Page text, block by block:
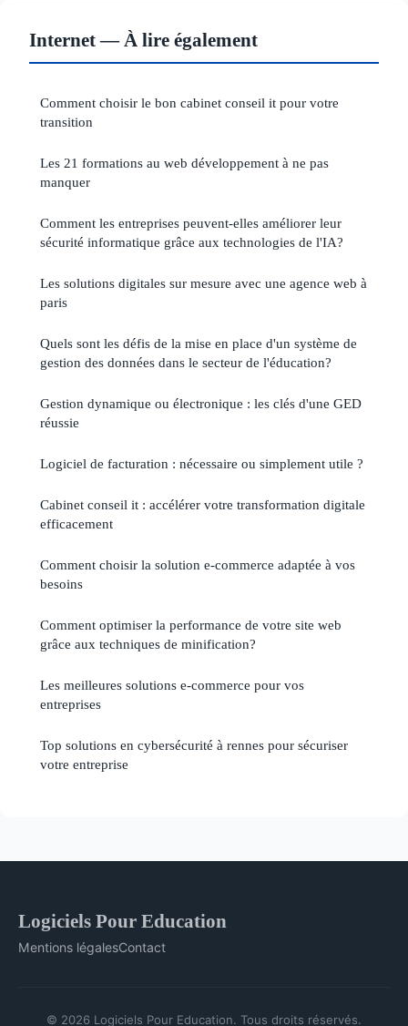
Internet — À lire également
Comment choisir le bon cabinet conseil it pour votre
transition
Les 21 formations au web développement à ne pas
manquer
Comment les entreprises peuvent-elles améliorer leur
sécurité informatique grâce aux technologies de l'IA?
Les solutions digitales sur mesure avec une agence web à
paris
Quels sont les défis de la mise en place d'un système de
gestion des données dans le secteur de l'éducation?
Gestion dynamique ou électronique : les clés d'une GED
réussie
Logiciel de facturation : nécessaire ou simplement utile ?
Cabinet conseil it : accélérer votre transformation digitale
efficacement
Comment choisir la solution e-commerce adaptée à vos
besoins
Comment optimiser la performance de votre site web
grâce aux techniques de minification?
Les meilleures solutions e-commerce pour vos
entreprises
Top solutions en cybersécurité à rennes pour sécuriser
votre entreprise
Logiciels Pour Education
Mentions légalesContact
© 2026 Logiciels Pour Education. Tous droits réservés.